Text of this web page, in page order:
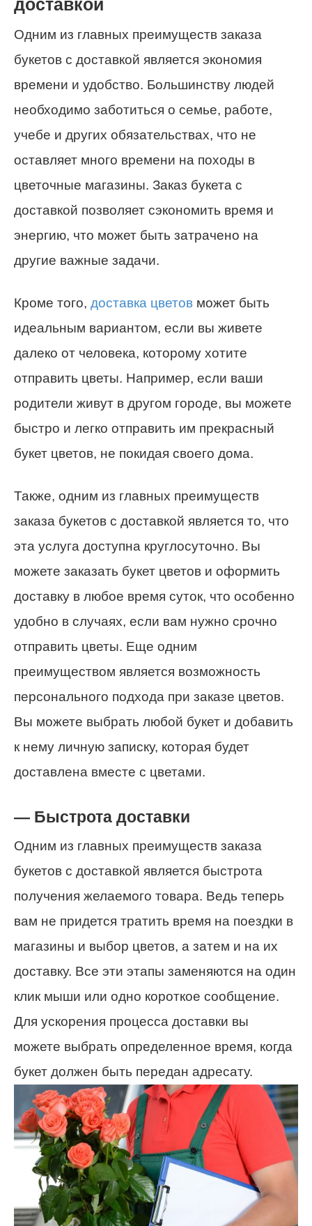
доставкой
Одним из главных преимуществ заказа
букетов с доставкой является экономия
времени и удобство. Большинству людей
необходимо заботиться о семье, работе,
учебе и других обязательствах, что не
оставляет много времени на походы в
цветочные магазины. Заказ букета с
доставкой позволяет сэкономить время и
энергию, что может быть затрачено на
другие важные задачи.
Кроме того, доставка цветов может быть
идеальным вариантом, если вы живете
далеко от человека, которому хотите
отправить цветы. Например, если ваши
родители живут в другом городе, вы можете
быстро и легко отправить им прекрасный
букет цветов, не покидая своего дома.
Также, одним из главных преимуществ
заказа букетов с доставкой является то, что
эта услуга доступна круглосуточно. Вы
можете заказать букет цветов и оформить
доставку в любое время суток, что особенно
удобно в случаях, если вам нужно срочно
отправить цветы. Еще одним
преимуществом является возможность
персонального подхода при заказе цветов.
Вы можете выбрать любой букет и добавить
к нему личную записку, которая будет
доставлена вместе с цветами.
— Быстрота доставки
Одним из главных преимуществ заказа
букетов с доставкой является быстрота
получения желаемого товара. Ведь теперь
вам не придется тратить время на поездки в
магазины и выбор цветов, а затем и на их
доставку. Все эти этапы заменяются на один
клик мыши или одно короткое сообщение.
Для ускорения процесса доставки вы
можете выбрать определенное время, когда
букет должен быть передан адресату.